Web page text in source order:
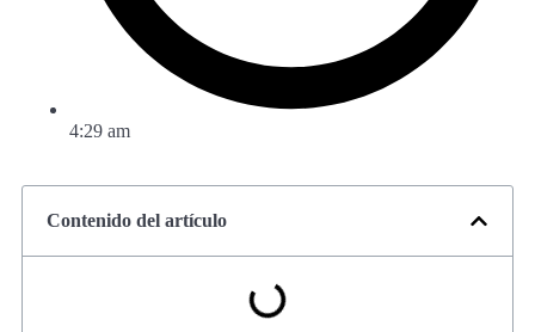
4:29 am
Contenido del artículo